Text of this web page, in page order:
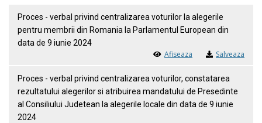
Proces - verbal privind centralizarea voturilor la alegerile
pentru membrii din Romania la Parlamentul European din
data de 9 iunie 2024
Afiseaza Salveaza
Proces - verbal privind centralizarea voturilor, constatarea
rezultatului alegerilor si atribuirea mandatului de Presedinte
al Consiliului Judetean la alegerile locale din data de 9 iunie
2024